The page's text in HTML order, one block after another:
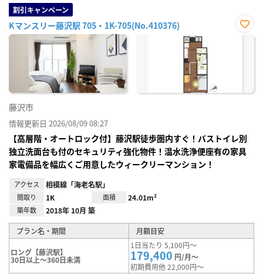
割引キャンペーン
Kマンスリー藤沢駅 705・1K-705(No.410376)
お気
藤沢市
情報更新日 2026/08/09 08:27
【高層階・オートロック付】藤沢駅徒歩圏内すぐ！バストイレ別
独立洗面台も付のセキュリティ強化物件！温水洗浄便座有の家具
家電備品を幅広くご用意したウィークリーマンション！
アクセス 相模線「海老名駅」
間取り 1K 面積 24.01m²
築年数 2018年 10月 築
プラン名・期間 月額目安
ロング【藤沢駅】
30日以上～360日未満
1日当たり 5,100円～
179,400 円/月～
初期費用他 22,000円～